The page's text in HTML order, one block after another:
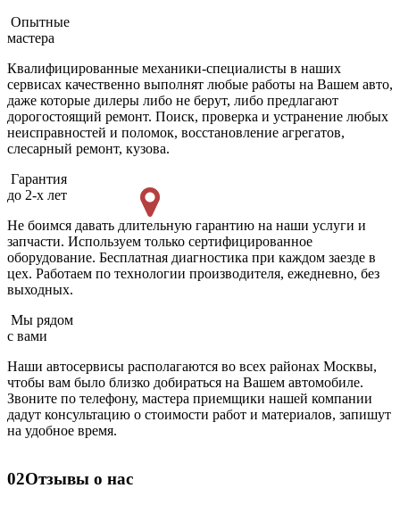
Опытные
мастера
Квалифицированные механики-специалисты в наших
сервисах качественно выполнят любые работы на Вашем авто,
даже которые дилеры либо не берут, либо предлагают
дорогостоящий ремонт. Поиск, проверка и устранение любых
неисправностей и поломок, восстановление агрегатов,
слесарный ремонт, кузова.
Гарантия
до 2-х лет
Не боимся давать длительную гарантию на наши услуги и
запчасти. Используем только сертифицированное
оборудование. Бесплатная диагностика при каждом заезде в
цех. Работаем по технологии производителя, ежедневно, без
выходных.
Мы рядом
с вами
Наши автосервисы располагаются во всех районах Москвы,
чтобы вам было близко добираться на Вашем автомобиле.
Звоните по телефону, мастера приемщики нашей компании
дадут консультацию о стоимости работ и материалов, запишут
на удобное время.
02Отзывы о нас